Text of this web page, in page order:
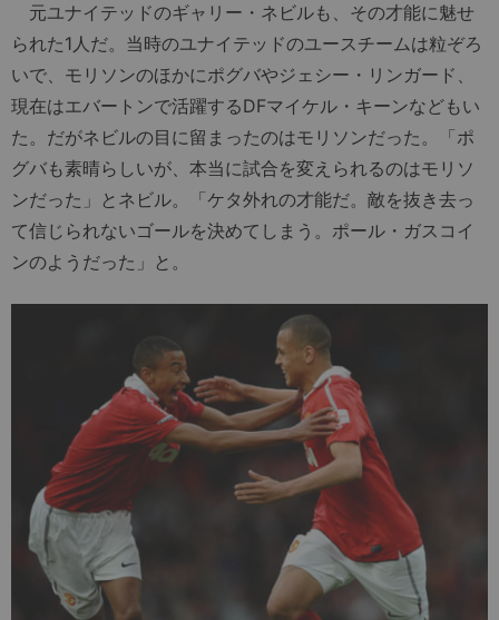
元ユナイテッドのギャリー・ネビルも、その才能に魅せ
られた1人だ。当時のユナイテッドのユースチームは粒ぞろ
いで、モリソンのほかにポグバやジェシー・リンガード、
現在はエバートンで活躍するDFマイケル・キーンなどもい
た。だがネビルの目に留まったのはモリソンだった。「ポ
グバも素晴らしいが、本当に試合を変えられるのはモリソ
ンだった」とネビル。「ケタ外れの才能だ。敵を抜き去っ
て信じられないゴールを決めてしまう。ポール・ガスコイ
ンのようだった」と。